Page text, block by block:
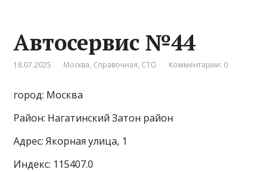
Автосервис №44
18.07.2025 Москва, Справочная, СТО Комментарии: 0
город: Москва
Район: Нагатинский Затон район
Адрес: Якорная улица, 1
Индекс: 115407.0